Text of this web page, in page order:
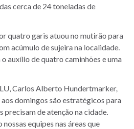
cerca de 24 toneladas de
quatro garis atuou no mutirão para
acúmulo de sujeira na localidade.
auxílio de quatro caminhões e uma
Carlos Alberto Hundertmarker,
domingos são estratégicos para
precisam de atenção na cidade.
equipes nas áreas que